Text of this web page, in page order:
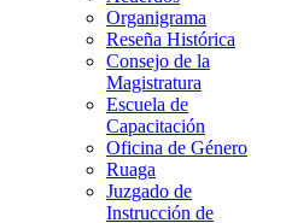
Organigrama
Reseña Histórica
Consejo de la
Magistratura
Escuela de
Capacitación
Oficina de Género
Ruaga
Juzgado de
Instrucción de